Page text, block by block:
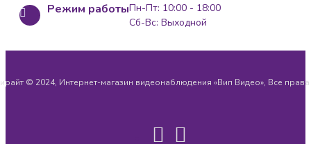
Режим работыПн-Пт: 10:00 - 18:00
Сб-Вс: Выходной
© 2024, Интернет-магазин видеонаблюдения «Вип Видео», Все